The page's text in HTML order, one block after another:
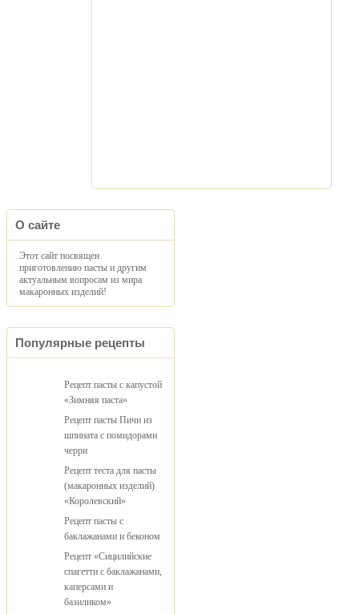
О сайте
Этот сайт посвящен
приготовлению пасты и другим
актуальным вопросам из мира
макаронных изделий!
Популярные рецепты
Рецепт пасты с капустой
«Зимняя паста»
Рецепт пасты Пичи из
шпината с помидорами
черри
Рецепт теста для пасты
(макаронных изделий)
«Королевский»
Рецепт пасты с
баклажанами и беконом
Рецепт «Сицилийские
спагетти с баклажанами,
каперсами и
базиликом»